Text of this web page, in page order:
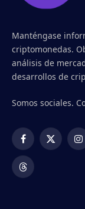
Manténgase
criptomonedas.
análisis de
desarrollos de
Somos sociales.
Facebook
X
Threads